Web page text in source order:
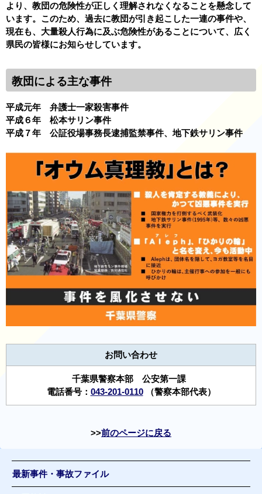
より、教団の危険性が正しく理解されなくなることを懸念して
います。このため、過去に教団が引き起こした一連の事件や、
現在も、大量殺人行為に及ぶ危険性があることについて、広く
県民の皆様にお知らせしています。
教団による主な事件
平成元年 弁護士一家殺害事件
平成６年 松本サリン事件
平成７年 公証役場事務長逮捕監禁事件、地下鉄サリン事件
お問い合わせ
千葉県警察本部 公安第一課
電話番号： 043-201-0110（警察本部代表）
前のページに戻る
最新事件・事故ファイル